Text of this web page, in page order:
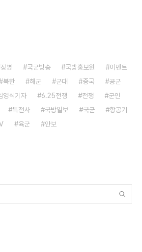
장병 국군방송 국방홍보원
이벤트
북한 해군 군대 중국
공군
영식기자 6.25전쟁 전쟁
군인
특전사 국방일보 국군
항공기
육군 안보